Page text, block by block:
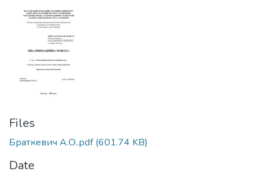
Files
Браткевич А.О..pdf(601.74 KB)
Date